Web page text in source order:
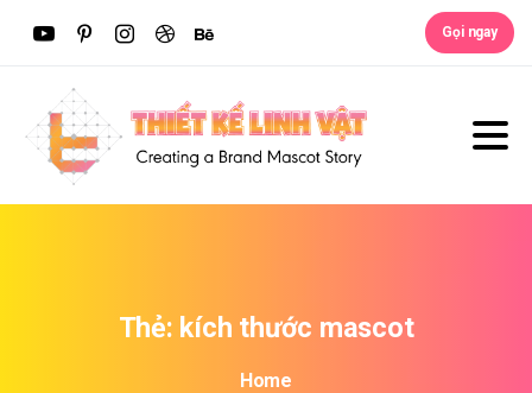
Gọi ngay
Thẻ: kích thước mascot
Home